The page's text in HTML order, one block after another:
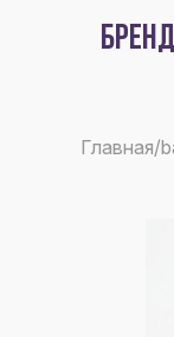
Главная/